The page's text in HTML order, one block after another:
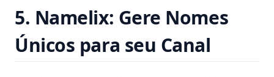
5. Namelix: Gere Nomes
Únicos para seu Canal